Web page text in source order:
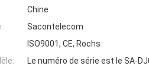
Chine
Sacontelecom
ISO9001, CE, Rochs
Le numéro de série est le SA-